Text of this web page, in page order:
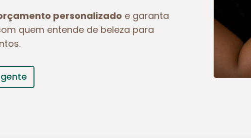
personalizado e garanta
quem entende de beleza para